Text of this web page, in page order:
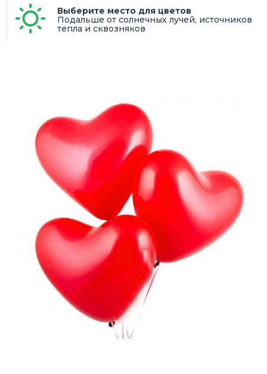
Выберите место для цветов
Подальше от солнечных лучей, источников
тепла и сквозняков